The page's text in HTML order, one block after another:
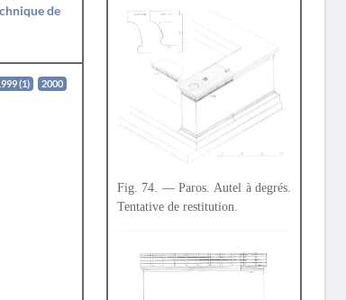
de
(1)
2000
Fig. 74. — Paros. Autel à degrés.
Tentative de restitution.